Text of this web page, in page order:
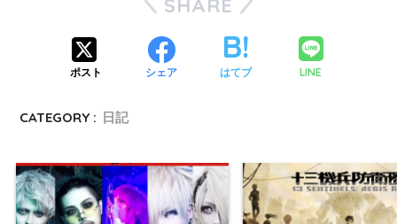
SHARE
ポスト シェア はてブ LINE
CATEGORY : 日記